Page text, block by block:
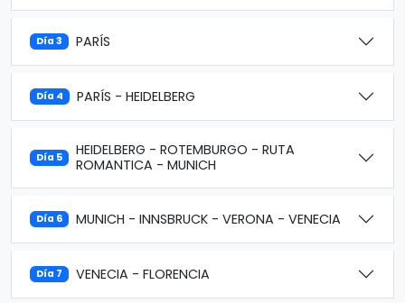
Día 3 PARÍS
Día 4 PARÍS - HEIDELBERG
Día 5
HEIDELBERG - ROTEMBURGO - RUTA
ROMANTICA - MUNICH
Día 6 MUNICH - INNSBRUCK - VERONA - VENECIA
Día 7 VENECIA - FLORENCIA